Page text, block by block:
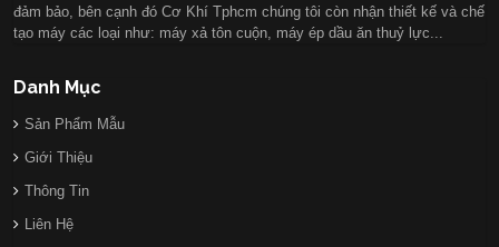
đảm bảo, bên cạnh đó Cơ Khí Tphcm chúng tôi còn nhận thiết kế và chế
tạo máy các loại như: máy xả tôn cuộn, máy ép dầu ăn thuỷ lực...
Danh Mục
Sản Phẩm Mẫu
Giới Thiệu
Thông Tin
Liên Hệ